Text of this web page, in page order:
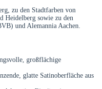
zu den Stadtfarben von
Heidelberg sowie zu den
und Alemannia Aachen.
großflächige
glatte Satinoberfläche aus